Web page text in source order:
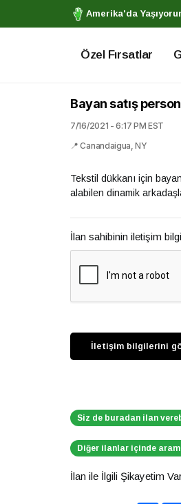
Amerika'da
Özel Fırsatlar
Bayan satış
7/16/2021 - 6:17 PM EST
📍 Canandaigua, NY
Tekstil dükkanı için
alabilen dinamik
İlan sahibinin iletişim
Siz de buradan ilan
Diğer ilanlar içinde
İlan ile İlgili Şikayetim